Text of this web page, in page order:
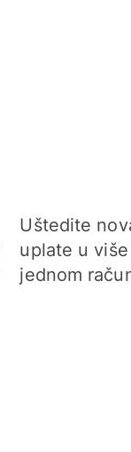
Uštedite
uplate u
jednom